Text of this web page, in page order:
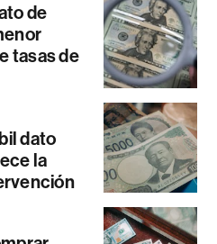
de
tasas de
dato
la